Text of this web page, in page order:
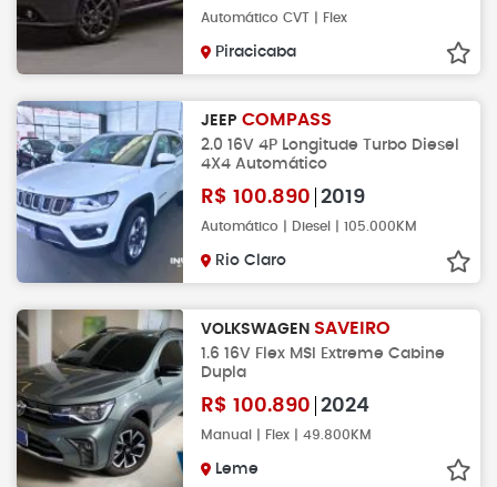
Automático CVT | Flex
Piracicaba
JEEP COMPASS
2.0 16V 4P Longitude Turbo Diesel
4X4 Automático
R$ 100.890 2019
Automático | Diesel | 105.000KM
Rio Claro
VOLKSWAGEN SAVEIRO
1.6 16V Flex MSI Extreme Cabine
Dupla
R$ 100.890 2024
Manual | Flex | 49.800KM
Leme